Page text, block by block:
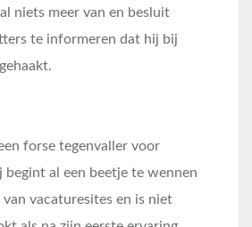
niets meer van en besluit
te informeren dat hij bij
forse tegenvaller voor
begint al een beetje te wennen
vacaturesites en is niet